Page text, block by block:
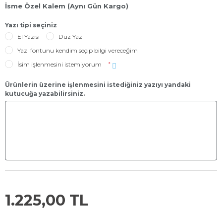
İsme Özel Kalem (Aynı Gün Kargo)
Yazı tipi seçiniz
El Yazısı
Düz Yazı
Yazı fontunu kendim seçip bilgi vereceğim
İsim işlenmesini istemiyorum
*
Ürünlerin üzerine işlenmesini istediğiniz yazıyı yandaki
kutucuğa yazabilirsiniz.
1.225,00 TL